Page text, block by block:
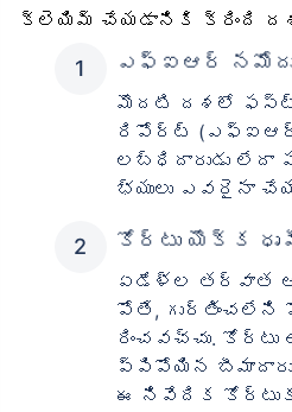
క్లెయిమ్ చేయడానికి క్రింది
ఎఫ్‌ఐఆర్ నమోదు
మొదటి దశలో
రిపోర్ట్
లబ్ధిదారుడు లేదా
భ్యులు ఎవరైనా
కోర్టు యొక్క
ఏడేళ్ల తర్వాత
పోతే, గుర్తించలేని
రించవచ్చు. కోర్టు
ప్పిపోయిన
ఈ నివేదిక